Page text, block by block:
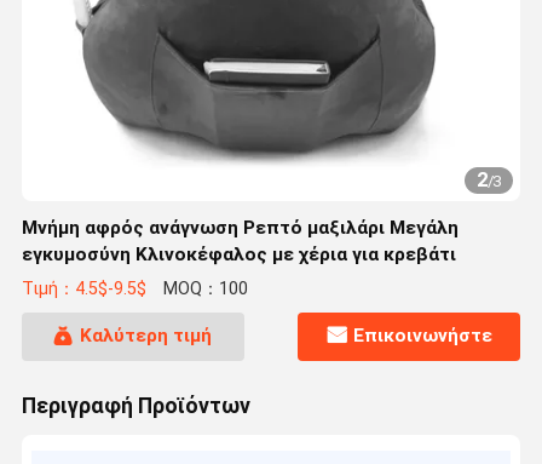
2/3
Μνήμη αφρός ανάγνωση Ρεπτό μαξιλάρι Μεγάλη
εγκυμοσύνη Κλινοκέφαλος με χέρια για κρεβάτι
Τιμή：4.5$-9.5$ MOQ：100
Καλύτερη τιμή Επικοινωνήστε
Περιγραφή Προϊόντων